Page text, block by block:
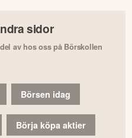
sidor
av hos oss på Börskollen
Börsen idag
Börja köpa aktier